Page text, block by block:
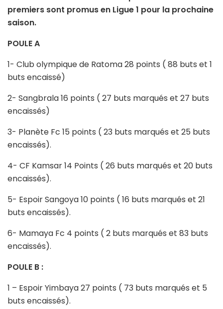
premiers sont promus en Ligue 1 pour la prochaine
saison.
POULE A
1- Club olympique de Ratoma 28 points ( 88 buts et 1
buts encaissé)
2- Sangbrala 16 points ( 27 buts marqués et 27 buts
encaissés)
3- Planète Fc 15 points ( 23 buts marqués et 25 buts
encaissés).
4- CF Kamsar 14 Points ( 26 buts marqués et 20 buts
encaissés).
5- Espoir Sangoya 10 points ( 16 buts marqués et 21
buts encaissés).
6- Mamaya Fc 4 points ( 2 buts marqués et 83 buts
encaissés).
POULE B :
1 – Espoir Yimbaya 27 points ( 73 buts marqués et 5
buts encaissés).